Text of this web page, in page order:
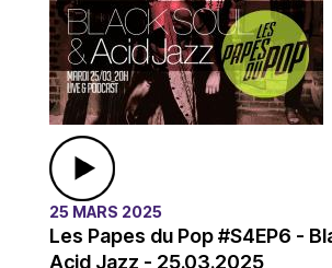
25 MARS 2025
Les Papes du Pop #S4EP6 -
Acid Jazz - 25.03.2025